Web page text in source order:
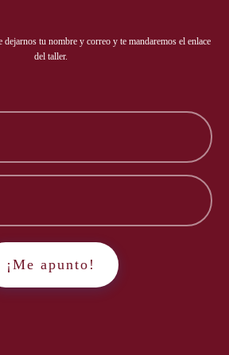
dejarnos tu nombre y correo y te mandaremos el enlace
del taller.
¡Me apunto!